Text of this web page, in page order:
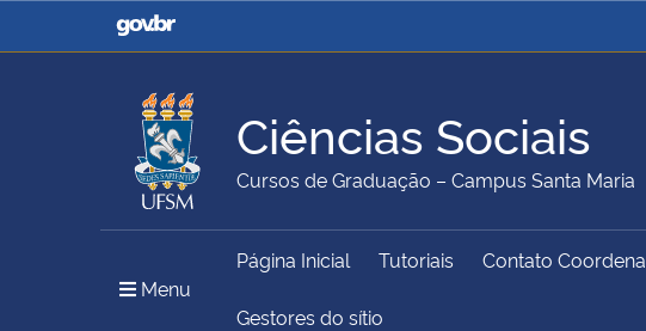
Casa Civil
Ministério da Justiça e
Ministério da Agricultura,
Pecuária e Abastecimento
Ministério da Educação Ministério
Ministério do Meio Ambiente
Ministério
Ciências Sociais
Cursos de Graduação – Campus Santa Maria
Menu
Página Inicial Tutoriais Contato
Gestores do sítio